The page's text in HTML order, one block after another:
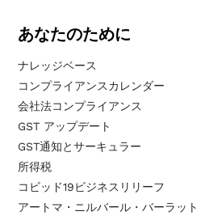
あなたのために
ナレッジベース
コンプライアンスカレンダー
会社法コンプライアンス
GST アップデート
GST通知とサーキュラー
所得税
コビッド19ビジネスリリーフ
アートマ・ニルバール・バーラット